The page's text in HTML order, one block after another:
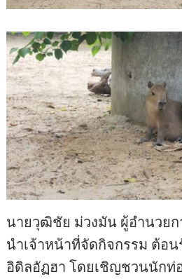
นายวุฒิชัย ม่วงมัน ผู้อำนวย
นำเจ้าหน้าที่จัดกิจกรรม ต้อน
อิดิลอัฏฮา โดยเชิญชวนนักท่